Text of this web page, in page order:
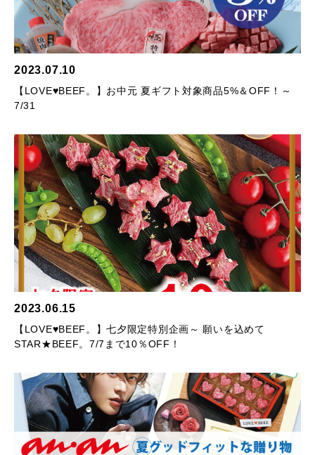
2023.07.10
【LOVE♥BEEF。】お中元 夏ギフト対象商品5%＆OFF！～
7/31
2023.06.15
【LOVE♥BEEF。】七夕限定特別企画～ 願いを込めて
STAR★BEEF。7/7まで10％OFF！